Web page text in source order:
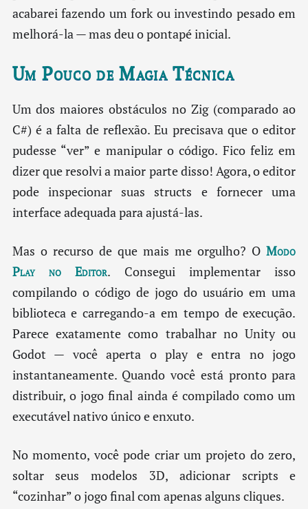
acabarei fazendo um fork ou investindo pesado em
melhorá-la — mas deu o pontapé inicial.
Um Pouco de Magia Técnica
Um dos maiores obstáculos no Zig (comparado ao
C#) é a falta de reflexão. Eu precisava que o editor
pudesse “ver” e manipular o código. Fico feliz em
dizer que resolvi a maior parte disso! Agora, o editor
pode inspecionar suas structs e fornecer uma
interface adequada para ajustá-las.
Mas o recurso de que mais me orgulho? OModo
Play no Editor. Consegui implementar isso
compilando o código de jogo do usuário em uma
biblioteca e carregando-a em tempo de execução.
Parece exatamente como trabalhar no Unity ou
Godot — você aperta o play e entra no jogo
instantaneamente. Quando você está pronto para
distribuir, o jogo final ainda é compilado como um
executável nativo único e enxuto.
No momento, você pode criar um projeto do zero,
soltar seus modelos 3D, adicionar scripts e
“cozinhar” o jogo final com apenas alguns cliques.